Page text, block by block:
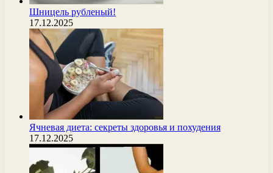
Шницель рубленый!
17.12.2025
Ячневая диета: секреты здоровья и похудения
17.12.2025